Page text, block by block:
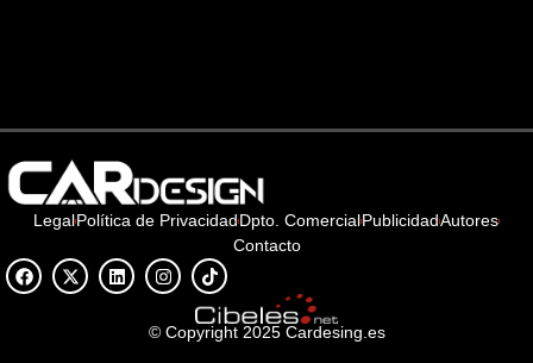
LegalPolítica de PrivacidadDpto. ComercialPublicidadAutores
Contacto
© Copyright 2025 Cardesing.es